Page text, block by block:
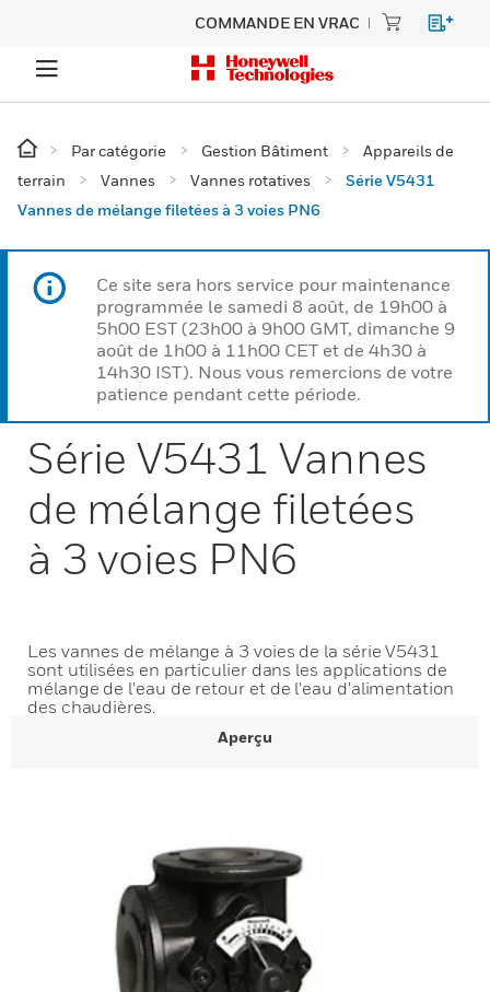
COMMANDE EN VRAC
Par catégorie Gestion Bâtiment
Appareils de
terrain
Vannes Vannes rotatives
Série V5431
Vannes de mélange filetées à 3 voies PN6
Ce site sera hors service pour maintenance
programmée le samedi 8 août, de 19h00 à
5h00 EST (23h00 à 9h00 GMT, dimanche 9
août de 1h00 à 11h00 CET et de 4h30 à
14h30 IST). Nous vous remercions de votre
patience pendant cette période.
Série V5431 Vannes
de mélange filetées
à 3 voies PN6
Les vannes de mélange à 3 voies de la série V5431
sont utilisées en particulier dans les applications de
mélange de l'eau de retour et de l'eau d'alimentation
des chaudières.
Aperçu